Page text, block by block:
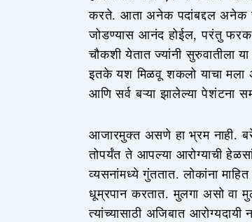
करते. आता अनेक पदांबद्दल अनेक
जोडण्यास आनंद होईल, परंतु फरक
चौकशी येतात ज्यांनी सुरुवातीला
इतके यश मिळवू शकलो याचा मला
आणि सर्व बऱ्या झालेल्या पेशंटना
आजारमुक्त असणे हा भ्रम नाही.
तोपर्यंत ते आपल्या आरोग्याची
व्यसनांमध्ये गुंततात. लोकांना
धूम्रपान करतात. मुलगा असो वा
त्यांच्यासाठी अजिबात